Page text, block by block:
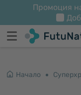
Промоция
Начало